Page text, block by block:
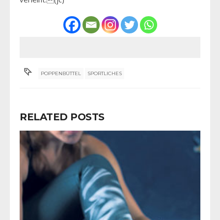
POPPENBÜTTEL SPORTLICHES
RELATED POSTS